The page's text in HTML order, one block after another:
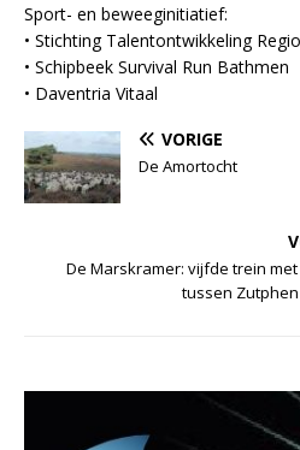
Sport- en beweeginitiatief:
• Stichting Talentontwikkeling
• Schipbeek Survival Run Bathmen
• Daventria Vitaal
VORIGE
De Amortocht
De Marskramer: vijfde trein
tussen